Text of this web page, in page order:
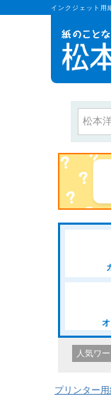
インクジェット用
人気ワー
プリンター